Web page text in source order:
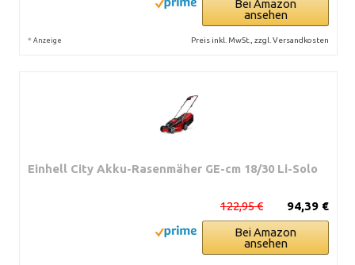
Bei Amazon
ansehen
* Anzeige Preis inkl. MwSt., zzgl. Versandkosten
Einhell City Akku-Rasenmäher GE-cm 18/30 Li-Solo
94,39 €
122,95 €
Bei Amazon
ansehen